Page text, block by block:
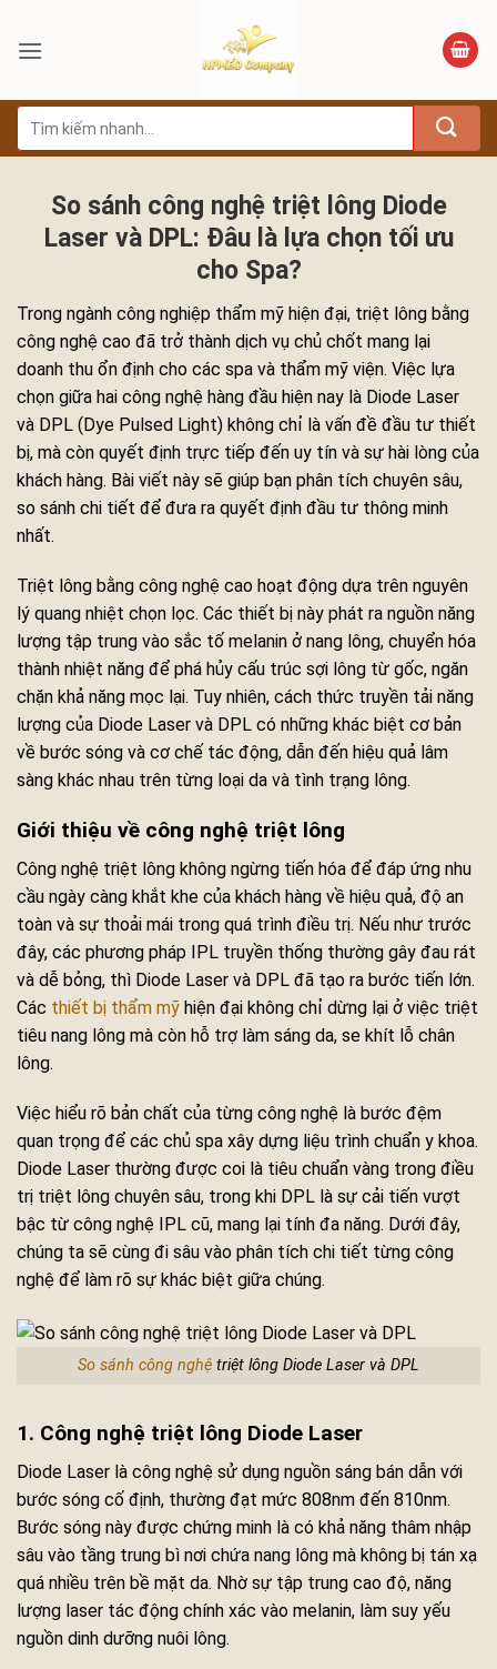
qua
dung
Tìm
kiếm:
So sánh công nghệ triệt lông Diode
Laser và DPL: Đâu là lựa chọn tối ưu
cho Spa?
Trong ngành công nghiệp thẩm mỹ hiện đại, triệt lông bằng
công nghệ cao đã trở thành dịch vụ chủ chốt mang lại
doanh thu ổn định cho các spa và thẩm mỹ viện. Việc lựa
chọn giữa hai công nghệ hàng đầu hiện nay là Diode Laser
và DPL (Dye Pulsed Light) không chỉ là vấn đề đầu tư thiết
bị, mà còn quyết định trực tiếp đến uy tín và sự hài lòng của
khách hàng. Bài viết này sẽ giúp bạn phân tích chuyên sâu,
so sánh chi tiết để đưa ra quyết định đầu tư thông minh
nhất.
Triệt lông bằng công nghệ cao hoạt động dựa trên nguyên
lý quang nhiệt chọn lọc. Các thiết bị này phát ra nguồn năng
lượng tập trung vào sắc tố melanin ở nang lông, chuyển hóa
thành nhiệt năng để phá hủy cấu trúc sợi lông từ gốc, ngăn
chặn khả năng mọc lại. Tuy nhiên, cách thức truyền tải năng
lượng của Diode Laser và DPL có những khác biệt cơ bản
về bước sóng và cơ chế tác động, dẫn đến hiệu quả lâm
sàng khác nhau trên từng loại da và tình trạng lông.
Giới thiệu về công nghệ triệt lông
Công nghệ triệt lông không ngừng tiến hóa để đáp ứng nhu
cầu ngày càng khắt khe của khách hàng về hiệu quả, độ an
toàn và sự thoải mái trong quá trình điều trị. Nếu như trước
đây, các phương pháp IPL truyền thống thường gây đau rát
và dễ bỏng, thì Diode Laser và DPL đã tạo ra bước tiến lớn.
Các thiết bị thẩm mỹ hiện đại không chỉ dừng lại ở việc triệt
tiêu nang lông mà còn hỗ trợ làm sáng da, se khít lỗ chân
lông.
Việc hiểu rõ bản chất của từng công nghệ là bước đệm
quan trọng để các chủ spa xây dựng liệu trình chuẩn y khoa.
Diode Laser thường được coi là tiêu chuẩn vàng trong điều
trị triệt lông chuyên sâu, trong khi DPL là sự cải tiến vượt
bậc từ công nghệ IPL cũ, mang lại tính đa năng. Dưới đây,
chúng ta sẽ cùng đi sâu vào phân tích chi tiết từng công
nghệ để làm rõ sự khác biệt giữa chúng.
So sánh công nghệ triệt lông Diode Laser và DPL
1. Công nghệ triệt lông Diode Laser
Diode Laser là công nghệ sử dụng nguồn sáng bán dẫn với
bước sóng cố định, thường đạt mức 808nm đến 810nm.
Bước sóng này được chứng minh là có khả năng thâm nhập
sâu vào tầng trung bì nơi chứa nang lông mà không bị tán xạ
quá nhiều trên bề mặt da. Nhờ sự tập trung cao độ, năng
lượng laser tác động chính xác vào melanin, làm suy yếu
nguồn dinh dưỡng nuôi lông.